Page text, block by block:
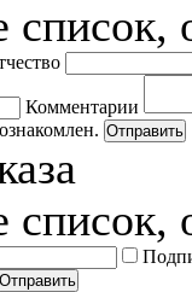
список,
Комментарии
ознакомлен. Отправить
список,
Отправить